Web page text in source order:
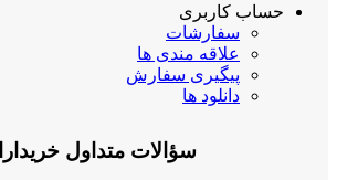
حساب کاربری
سفارشات
علاقه مندی ها
پیگیری سفارش
دانلود ها
سؤالات متداول